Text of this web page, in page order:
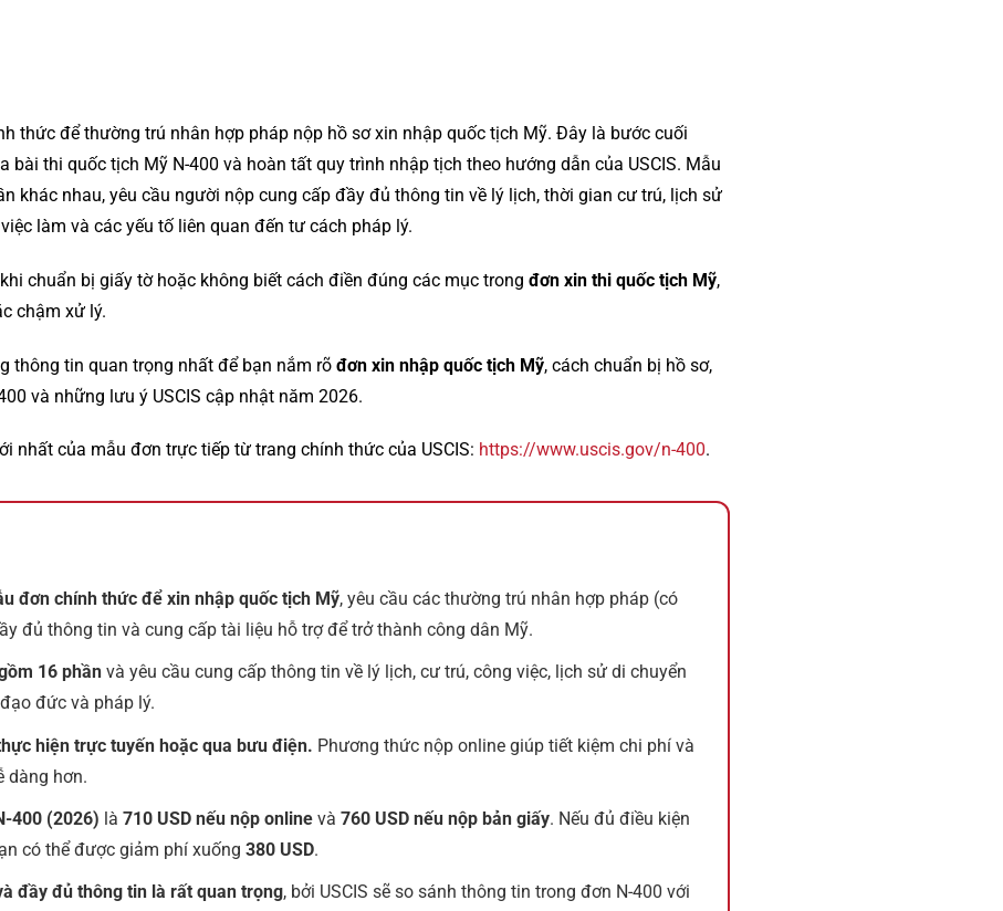
thức để thường trú nhân hợp pháp nộp hồ sơ xin nhập quốc tịch Mỹ. Đây là bước cuối
bài thi quốc tịch Mỹ N-400 và hoàn tất quy trình nhập tịch theo hướng dẫn của USCIS. Mẫu
khác nhau, yêu cầu người nộp cung cấp đầy đủ thông tin về lý lịch, thời gian cư trú, lịch sử
làm và các yếu tố liên quan đến tư cách pháp lý.
chuẩn bị giấy tờ hoặc không biết cách điền đúng các mục trong đơn xin thi quốc tịch Mỹ,
chậm xử lý.
thông tin quan trọng nhất để bạn nắm rõ đơn xin nhập quốc tịch Mỹ, cách chuẩn bị hồ sơ,
và những lưu ý USCIS cập nhật năm 2026.
nhất của mẫu đơn trực tiếp từ trang chính thức của USCIS: https://www.uscis.gov/n-400.
đơn chính thức để xin nhập quốc tịch Mỹ, yêu cầu các thường trú nhân hợp pháp (có
đủ thông tin và cung cấp tài liệu hỗ trợ để trở thành công dân Mỹ.
16 phầnvà yêu cầu cung cấp thông tin về lý lịch, cư trú, công việc, lịch sử di chuyển
đức và pháp lý.
hiện trực tuyến hoặc qua bưu điện. Phương thức nộp online giúp tiết kiệm chi phí và
dàng hơn.
400 (2026) là 710 USD nếu nộp onlinevà 760 USD nếu nộp bản giấy. Nếu đủ điều kiện
có thể được giảm phí xuống 380 USD.
đầy đủ thông tin là rất quan trọng, bởi USCIS sẽ so sánh thông tin trong đơn N-400 với